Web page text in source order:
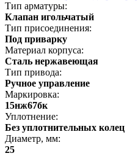
Тип арматуры:
Клапан игольчатый
Тип присоединения:
Под приварку
Материал корпуса:
Сталь нержавеющая
Тип привода:
Ручное управление
Маркировка:
15нж67бк
Уплотнение:
Без уплотнительных колец
Диаметр, мм:
25